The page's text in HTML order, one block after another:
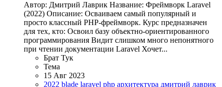
Автор: Дмитрий Лаврик Название: Фреймворк Laravel
(2022) Описание: Осваиваем самый популярный и
просто классный PHP-фреймворк. Курс предназначен
для тех, кто: Освоил базу объектно-ориентированного
программирования Видит слишком много непонятного
при чтении документации Laravel Хочет...
Брат Тук
Тема
15 Авг 2023
2022 blade laravel php архитектура дмитрий лаврик